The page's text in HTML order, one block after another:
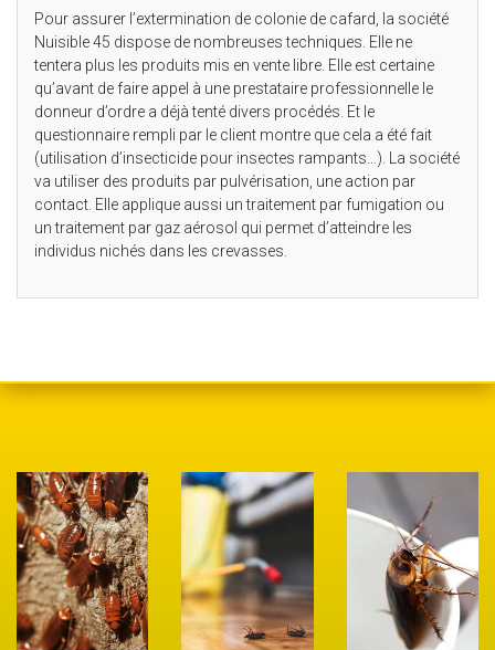
Pour assurer l’extermination de colonie de cafard, la société
Nuisible 45 dispose de nombreuses techniques. Elle ne
tentera plus les produits mis en vente libre. Elle est certaine
qu’avant de faire appel à une prestataire professionnelle le
donneur d’ordre a déjà tenté divers procédés. Et le
questionnaire rempli par le client montre que cela a été fait
(utilisation d’insecticide pour insectes rampants…). La société
va utiliser des produits par pulvérisation, une action par
contact. Elle applique aussi un traitement par fumigation ou
un traitement par gaz aérosol qui permet d’atteindre les
individus nichés dans les crevasses.